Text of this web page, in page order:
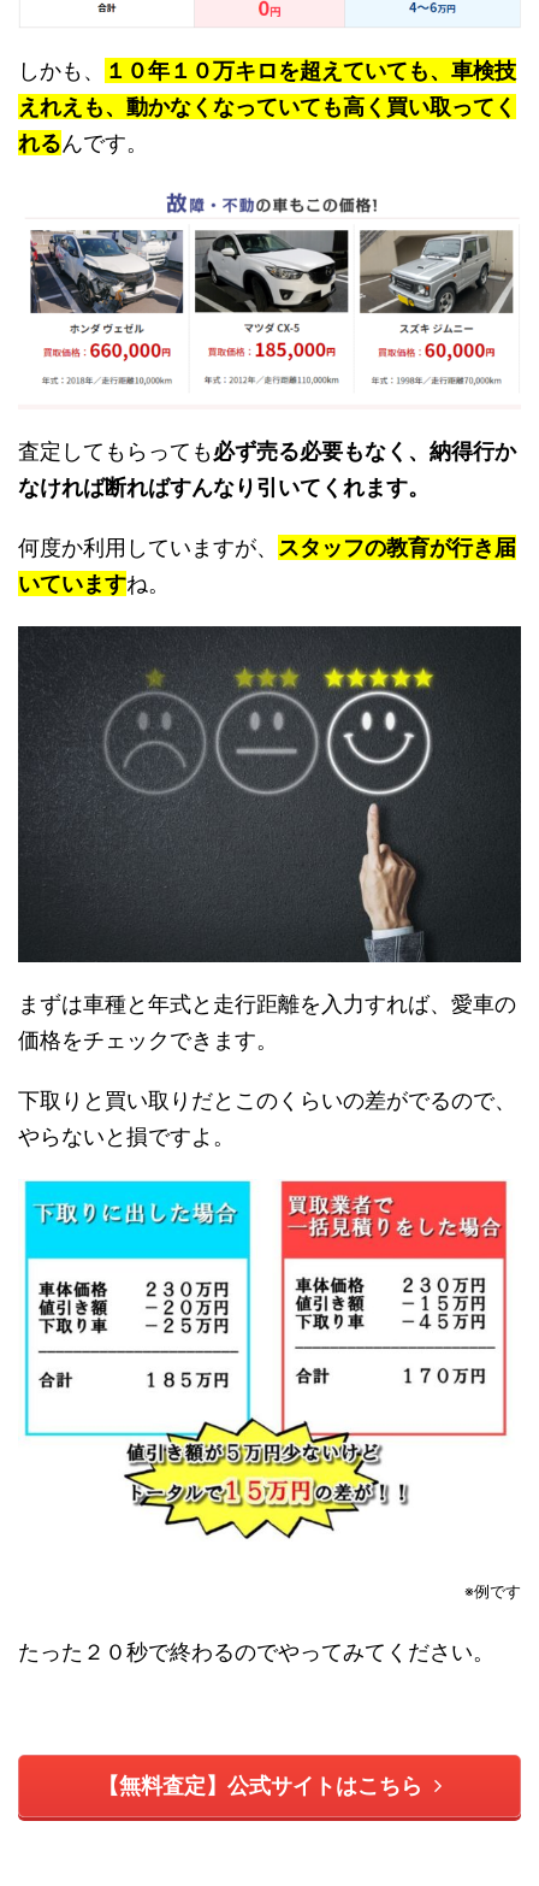
しかも、
１０年１０万キロを超えていても、車検技
えれえも、動かなくなっていても高く買い取ってく
れるんです。
査定してもらっても必ず売る必要もなく、納得行か
なければ断ればすんなり引いてくれます。
何度か利用していますが、 スタッフの教育が行き届
いていますね。
まずは車種と年式と走行距離を入力すれば、愛車の
価格をチェックできます。
下取りと買い取りだとこのくらいの差がでるので、
やらないと損ですよ。
※例です
たった２０秒で終わるのでやってみてください。
【無料査定】公式サイトはこちら